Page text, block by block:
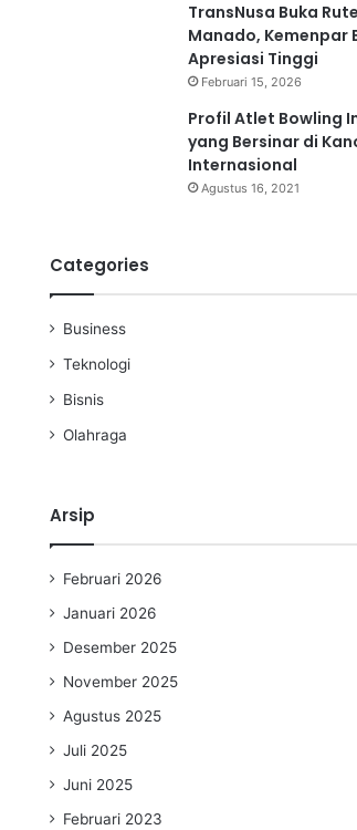
TransNusa Buka
Manado, Kemenpar
Apresiasi Tinggi
Februari 15, 2026
Profil Atlet Bowling
yang Bersinar di
Internasional
Agustus 16, 2021
Categories
Business
Teknologi
Bisnis
Olahraga
Arsip
Februari 2026
Januari 2026
Desember 2025
November 2025
Agustus 2025
Juli 2025
Juni 2025
Februari 2023